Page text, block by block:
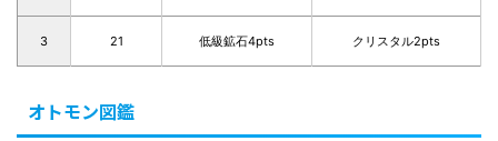
3 21 低級鉱石4pts クリスタル2pts
オトモン図鑑